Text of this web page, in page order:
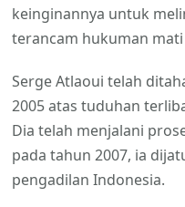
keinginannya untuk
terancam hukuman
Serge Atlaoui telah
2005 atas tuduhan
Dia telah menjalani
pada tahun 2007, ia
pengadilan Indonesia.